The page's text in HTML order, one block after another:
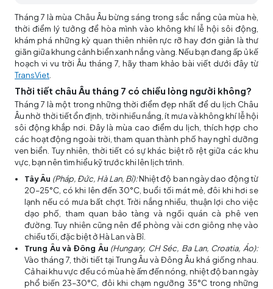
Tháng 7 là mùa Châu Âu bừng sáng trong sắc nắng của mùa hè,
thời điểm lý tưởng để hòa mình vào không khí lễ hội sôi động,
khám phá những kỳ quan thiên nhiên rực rỡ hay đơn giản là thư
giãn giữa khung cảnh biển xanh nắng vàng. Nếu bạn đang ấp ủ kế
hoạch vi vu trời Âu tháng 7, hãy tham khảo bài viết dưới đây từ
TransViet
Thời tiết châu Âu tháng 7 có chiều lòng người không?
Tháng 7 là một trong những thời điểm đẹp nhất để du lịch Châu
Âu nhờ thời tiết ổn định, trời nhiều nắng, ít mưa và không khí lễ hội
sôi động khắp nơi. Đây là mùa cao điểm du lịch, thích hợp cho
các hoạt động ngoài trời, tham quan thành phố hay nghỉ dưỡng
ven biển. Tuy nhiên, thời tiết có sự khác biệt rõ rệt giữa các khu
vực, bạn nên tìm hiểu kỹ trước khi lên lịch trình.
Tây Âu (Pháp, Đức, Hà Lan, Bỉ):Nhiệt độ ban ngày dao động từ
20–25°C, có khi lên đến 30°C, buổi tối mát mẻ, đôi khi hơi se
lạnh nếu có mưa bất chợt. Trời nắng nhiều, thuận lợi cho việc
dạo phố, tham quan bảo tàng và ngồi quán cà phê ven
đường. Tuy nhiên cũng nên đề phòng vài cơn giông nhẹ vào
chiều tối, đặc biệt ở Hà Lan và Bỉ.
Trung Âu và Đông Âu (Hungary, CH Séc, Ba Lan, Croatia, Áo):
Vào tháng 7, thời tiết tại Trung Âu và Đông Âu khá giống nhau.
Cả hai khu vực đều có mùa hè ấm đến nóng, nhiệt độ ban ngày
phổ biến 23–30°C, đôi khi chạm ngưỡng 35°C trong những